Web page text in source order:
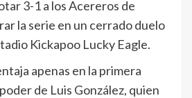
3-1 a los Acereros de
la serie en un cerrado duelo
Kickapoo Lucky Eagle.
apenas en la primera
de Luis González, quien